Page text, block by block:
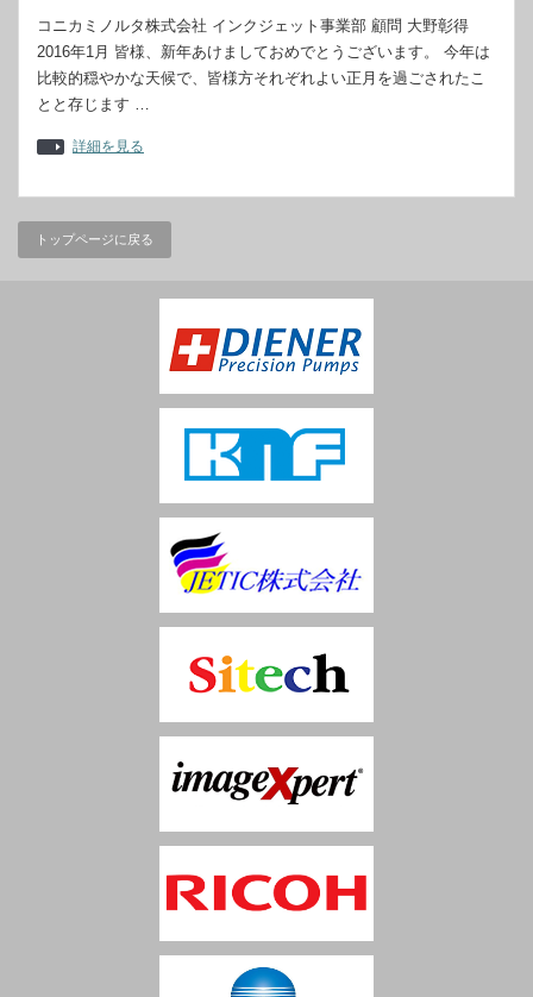
コニカミノルタ株式会社 インクジェット事業部 顧問 大野彰得
2016年1月 皆様、新年あけましておめでとうございます。 今年は
比較的穏やかな天候で、皆様方それぞれよい正月を過ごされたこ
とと存じます …
詳細を見る
トップページに戻る